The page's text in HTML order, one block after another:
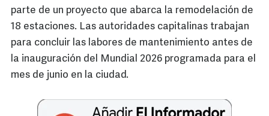
parte de un proyecto que abarca la remodelación de
18 estaciones. Las autoridades capitalinas trabajan
para concluir las labores de mantenimiento antes de
la inauguración del Mundial 2026 programada para el
mes de junio en la ciudad.